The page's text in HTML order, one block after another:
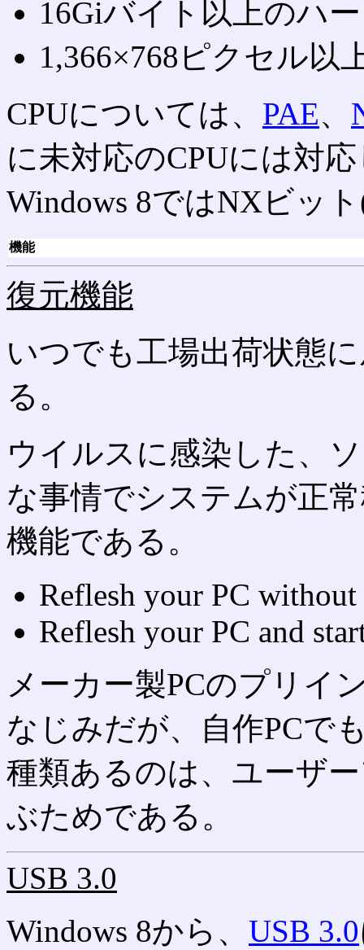
16Giバイト以上のハ
1,366×768ピクセル以
CPUについては、 PAE、
に未対応のCPUには対
Windows 8ではNXビッ
機能
復元機能
いつでも工場出荷状態
る。
ウイルスに感染した、
な事情でシステムが正
機能である。
Reflesh your PC
Reflesh your PC and
メーカー製PCのプリイ
なじみだが、自作PCで
種類あるのは、ユーザ
ぶためである。
USB 3.0
Windows 8から、 USB 3.0